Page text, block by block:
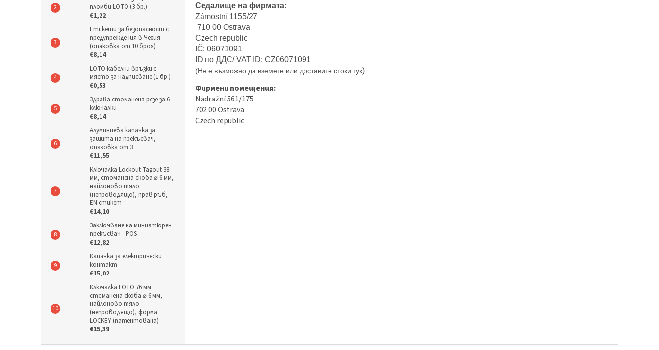
пломби LOTO (3 бр.)
€1,22
Етикети за безопасност с
предупреждения в Чехия
(опаковка от 10 броя)
€8,14
LOTO кабелни връзки с
място за надписване (1 бр.)
€0,53
Здрава стоманена резе за 6
ключалки
€8,14
Алуминиева капачка за
защита на прекъсвач,
опаковка от 3
€11,55
Ключалка Lockout Tagout 38
мм, стоманена скоба ⌀ 6 мм,
найлоново тяло
(непроводящо), прав ръб,
EN етикет
€14,10
Заключване на миниатюрен
прекъсвач - POS
€12,82
Капачка за електрически
контакт
€15,02
Ключалка LOTO 76 мм,
стоманена скоба ⌀ 6 мм,
найлоново тяло
(непроводящо), форма
LOCKEY (патентована)
€15,39
Седалище на фирмата:
Zámostní 1155/27
710 00 Ostrava
Czech republic
IČ: 06071091
ID по ДДС/ VAT ID: CZ06071091
(Не е възможно да вземете или доставите стоки тук)
Фирмени помещения:
Nádražní 561/175
702 00 Ostrava
Czech republic